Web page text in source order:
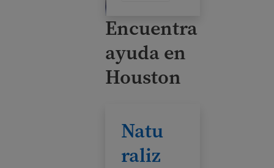
Encuentra
ayuda en
Houston
Natu
raliz